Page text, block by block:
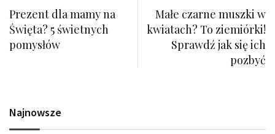
Prezent dla mamy na
Święta? 5 świetnych
pomysłów
Małe czarne muszki w
kwiatach? To ziemiórki!
Sprawdź jak się ich
pozbyć
Najnowsze